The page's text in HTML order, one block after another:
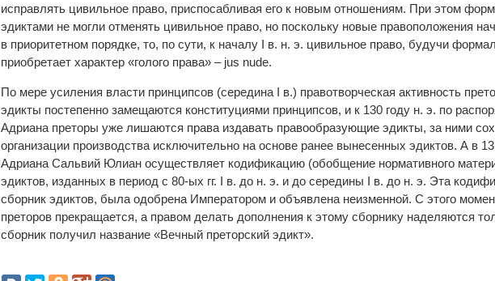
исправлять цивильное право, приспосабливая его к новым отношениям. При этом
эдиктами не могли отменять цивильное право, но поскольку новые правоположения
в приоритетном порядке, то, по сути, к началу I в. н. э. цивильное право, будучи
приобретает характер «голого права» – jus nude.
По мере усиления власти принципсов (середина I в.) правотворческая активность
эдикты постепенно замещаются конституциями принципсов, и к 130 году н. э. по
Адриана преторы уже лишаются права издавать правообразующие эдикты, за ними
организации производства исключительно на основе ранее вынесенных эдиктов. А в
Адриана Сальвий Юлиан осуществляет кодификацию (обобщение нормативного
эдиктов, изданных в период с 80-ых гг. I в. до н. э. и до середины I в. до н. э. Эта
сборник эдиктов, была одобрена Императором и объявлена неизменной. С этого
преторов прекращается, а правом делать дополнения к этому сборнику наделяются
сборник получил название «Вечный преторский эдикт».